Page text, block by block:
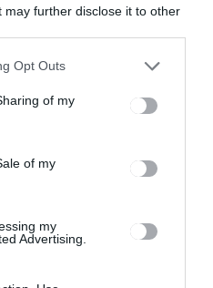
may further disclose it to other
Opt Outs
of my
of my
my
Advertising.
a